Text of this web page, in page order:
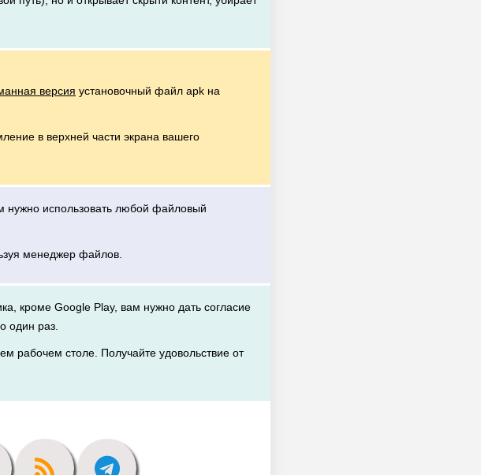
версия установочный файл apk на
в верхней части экрана вашего
нужно использовать любой файловый
менеджер файлов.
кроме Google Play, вам нужно дать согласие
один раз.
рабочем столе. Получайте удовольствие от